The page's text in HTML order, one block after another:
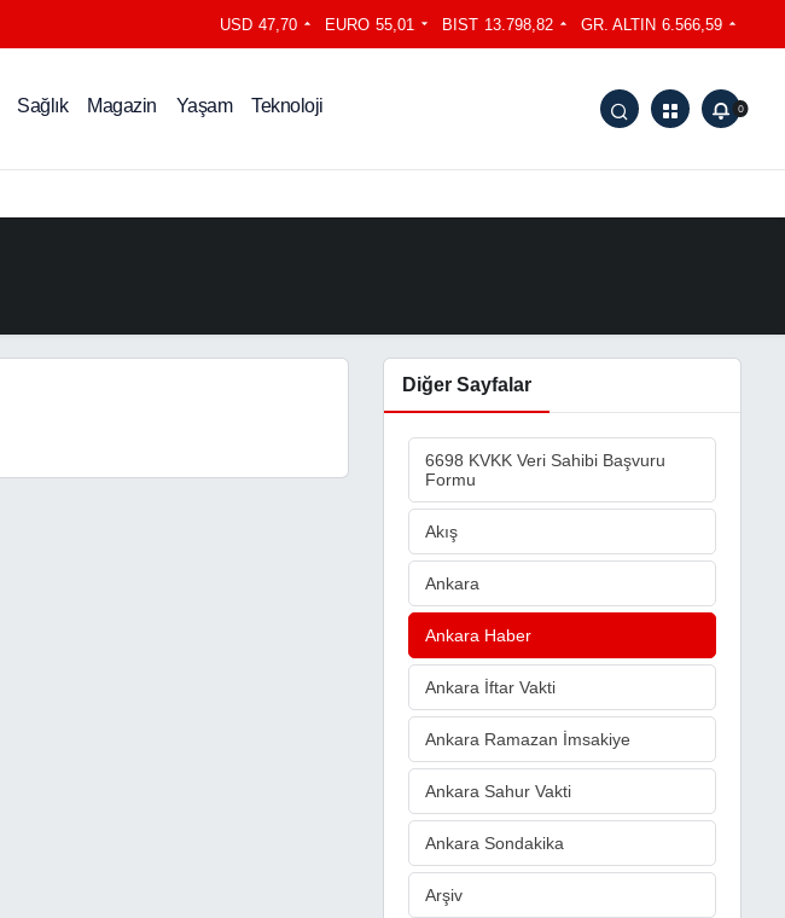
USD 47,70 EURO 55,01 BIST 13.798,82 GR. ALTIN 6.566,59
Sağlık Magazin Yaşam Teknoloji 0
Diğer Sayfalar
6698 KVKK Veri Sahibi Başvuru
Formu
Akış
Ankara
Ankara Haber
Ankara İftar Vakti
Ankara Ramazan İmsakiye
Ankara Sahur Vakti
Ankara Sondakika
Arşiv